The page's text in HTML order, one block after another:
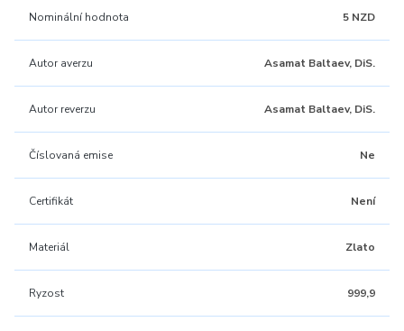
Nominální hodnota 5 NZD
Autor averzu Asamat Baltaev, DiS.
Autor reverzu Asamat Baltaev, DiS.
Číslovaná emise Ne
Certifikát Není
Materiál Zlato
Ryzost 999,9